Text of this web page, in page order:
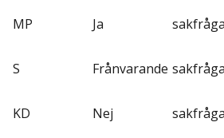
MP Ja
S Frånvarande
KD Nej